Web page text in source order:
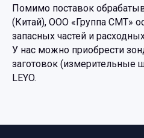
Помимо поставок
(Китай), ООО «Группа СМТ»
запасных частей и
У нас можно приобрести
заготовок (измерительные
LEYO.